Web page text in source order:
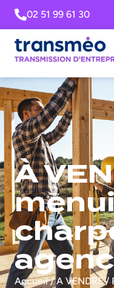
02 51 99 61 30
À
Accueil/A VENDRE/